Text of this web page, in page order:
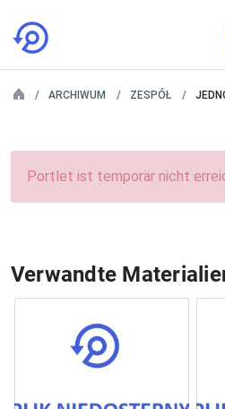
ARCHIWUM ZESPÓŁ
Portlet ist temporär nicht
Verwandte